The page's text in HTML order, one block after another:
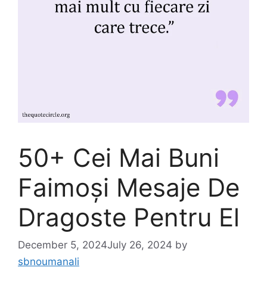
50+ Cei Mai Buni
Faimoși Mesaje De
Dragoste Pentru El
December 5, 2024July 26, 2024 by
sbnoumanali